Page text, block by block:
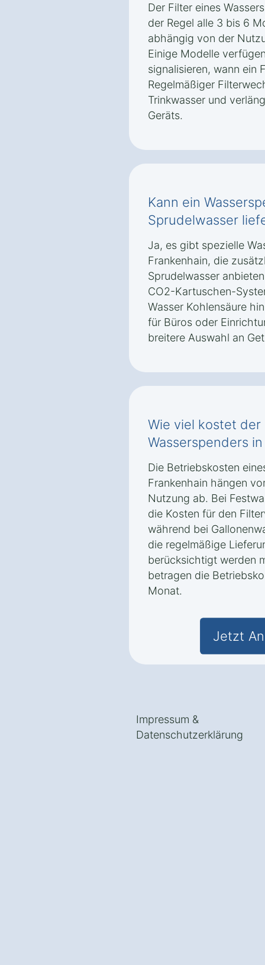
Der Filter eines
der Regel alle 3 bis 6
abhängig von der
Einige Modelle
signalisieren, wann ein
Regelmäßiger
Trinkwasser und
Geräts.
Kann ein
Sprudelwasser
Ja, es gibt spezielle
Frankenhain, die
Sprudelwasser
CO2-Kartuschen-
Wasser Kohlensäure
für Büros oder
breitere Auswahl an
Wie viel kostet
Wasserspenders
Die Betriebskosten
Frankenhain hängen
Nutzung ab. Bei
die Kosten für den
während bei
die regelmäßige
berücksichtigt werden
betragen die
Monat.
Jetzt
Impressum &
Datenschutzerklärung